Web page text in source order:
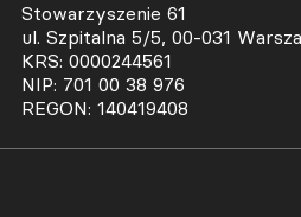
Stowarzyszenie 61
ul. Szpitalna 5/5, 00-031
KRS: 0000244561
NIP: 701 00 38 976
REGON: 140419408